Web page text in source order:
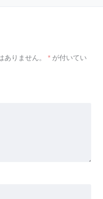
ありません。 * が付いてい